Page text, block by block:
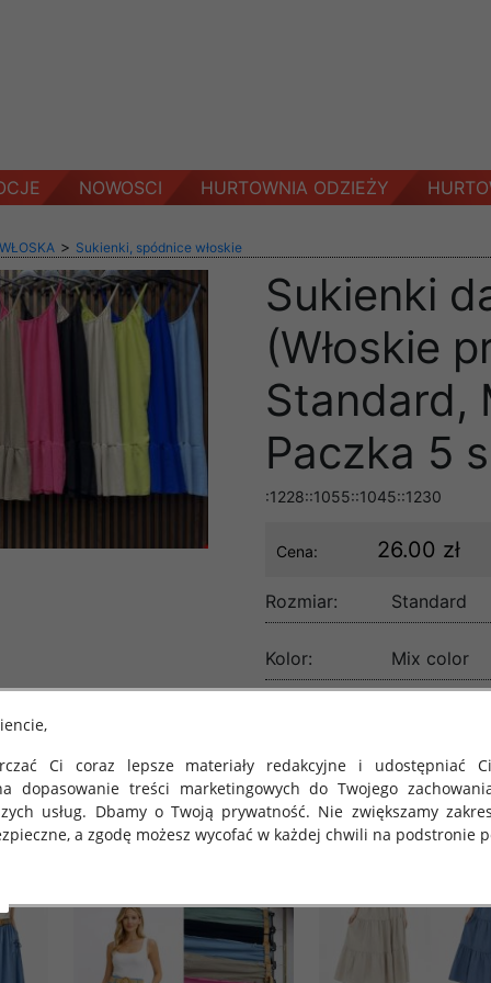
NOWOSCI HURTOWNIA ODZIEŻY
> Sukienki, spódnice włoskie
Sukienki
(Włoskie
Standard,
Paczka 5
:1228::1055::1045::1230
Cena: 26.00 zł
Rozmiar: Standard
Kolor: Mix color
Ci coraz lepsze materiały redakcyjne i udostępniać
dopasowanie treści marketingowych do Twojego
usług. Dbamy o Twoją prywatność. Nie zwiększamy
a zgodę możesz wycofać w każdej chwili na podstronie
takich danych oraz uchylenia dyrektywy 95/46/WE (określane
o Ochronie Danych"). W związku z tym
oraz zasadach, na jakich odbywa się to po dniu 25